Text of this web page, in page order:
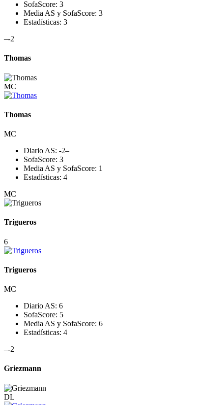
SofaScore: 3
Media AS y SofaScore: 3
Estadísticas: 3
–-2
Thomas
MC
Thomas
MC
Diario AS: -2–
SofaScore: 3
Media AS y SofaScore: 1
Estadísticas: 4
MC
Trigueros
6
Trigueros
MC
Diario AS: 6
SofaScore: 5
Media AS y SofaScore: 6
Estadísticas: 4
–-2
Griezmann
DL